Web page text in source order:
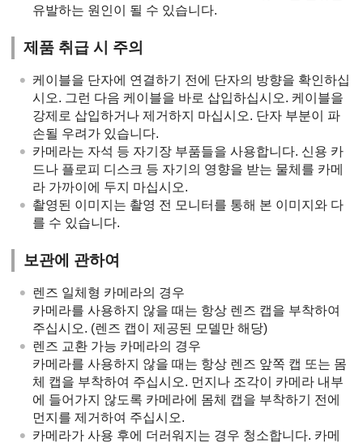
유발하는 원인이 될 수 있습니다.
제품 취급 시 주의
케이블을 단자에 연결하기 전에 단자의 방향을 확인하십
시오. 그런 다음 케이블을 바로 삽입하십시오. 케이블을
강제로 삽입하거나 제거하지 마십시오. 단자 부분이 파
손될 우려가 있습니다.
카메라는 자석 등 자기장 부품들을 사용합니다. 신용 카
드나 플로피 디스크 등 자기의 영향을 받는 물체를 카메
라 가까이에 두지 마십시오.
촬영된 이미지는 촬영 전 모니터를 통해 본 이미지와 다
를 수 있습니다.
보관에 관하여
렌즈 일체형 카메라의 경우
카메라를 사용하지 않을 때는 항상 렌즈 캡을 부착하여
주십시오. (렌즈 캡이 제공된 모델만 해당)
렌즈 교환 가능 카메라의 경우
카메라를 사용하지 않을 때는 항상 렌즈 앞쪽 캡 또는 몸
체 캡을 부착하여 주십시오. 먼지나 조각이 카메라 내부
에 들어가지 않도록 카메라에 몸체 캡을 부착하기 전에
먼지를 제거하여 주십시오.
카메라가 사용 후에 더러워지는 경우 청소합니다. 카메